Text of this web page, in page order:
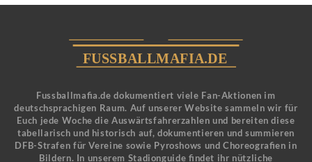
Fussballmafia.de dokumentiert viele Fan-Aktionen im
deutschsprachigen Raum. Auf unserer Website sammeln wir für
Euch jede Woche die Auswärtsfahrerzahlen und bereiten diese
tabellarisch und historisch auf, dokumentieren und summieren
DFB-Strafen für Vereine sowie Pyroshows und Choreografien in
Bildern. In unserem Stadionguide findet ihr nützliche